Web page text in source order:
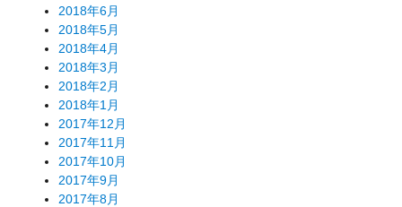
2018年6月
2018年5月
2018年4月
2018年3月
2018年2月
2018年1月
2017年12月
2017年11月
2017年10月
2017年9月
2017年8月